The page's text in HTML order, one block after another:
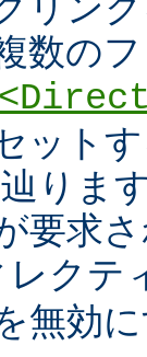
数の
ット
りま
要求
レクテ
無効